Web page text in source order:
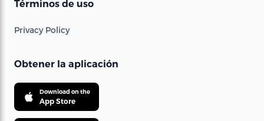
Términos de uso
Privacy Policy
Obtener la aplicación
Download on the
App Store